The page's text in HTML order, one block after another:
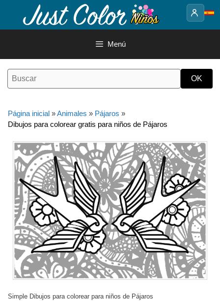
contenido
Menú
Página inicial »Animales » Pájaros »
Dibujos para colorear gratis para niños de Pájaros
Simple Dibujos para colorear para niños de Pájaros